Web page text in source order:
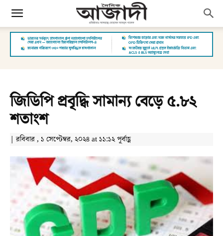
জিডিপি প্রবৃদ্ধি সামান্য বেড়ে ৫.৮২
শতাংশ
| রবিবার , ১ সেপ্টেম্বর, ২০২৪ at ১১:১২ পূর্বাহ্ণ